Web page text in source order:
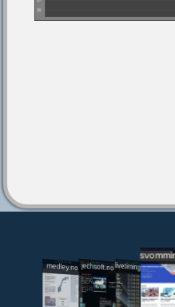
medley.no jechsoft.nolivetiming.medley.no